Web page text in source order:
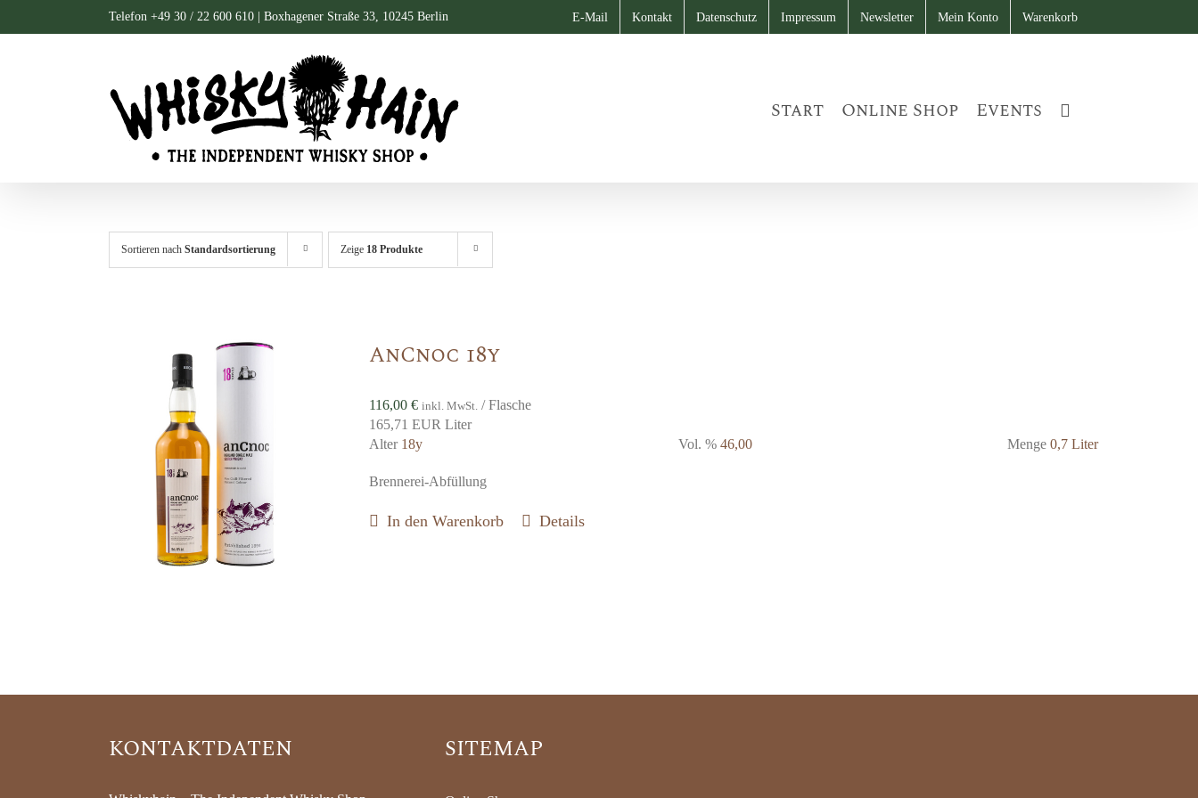
Telefon +49 30 / 22 600 610 | Boxhagener Straße 33, 10245 Berlin E-Mail Kontakt Datenschutz Impressum Newsletter Mein Konto Warenkorb
Start Online Shop Events
Sortieren nach Standardsortierung Zeige 18 Produkte
AnCnoc 18y
116,00€ inkl. MwSt. / Flasche
165,71 EUR Liter
Alter 18y Vol. % 46,00 Menge 0,7 Liter
Brennerei-Abfüllung
In den Warenkorb Details
KONTAKTDATEN SITEMAP